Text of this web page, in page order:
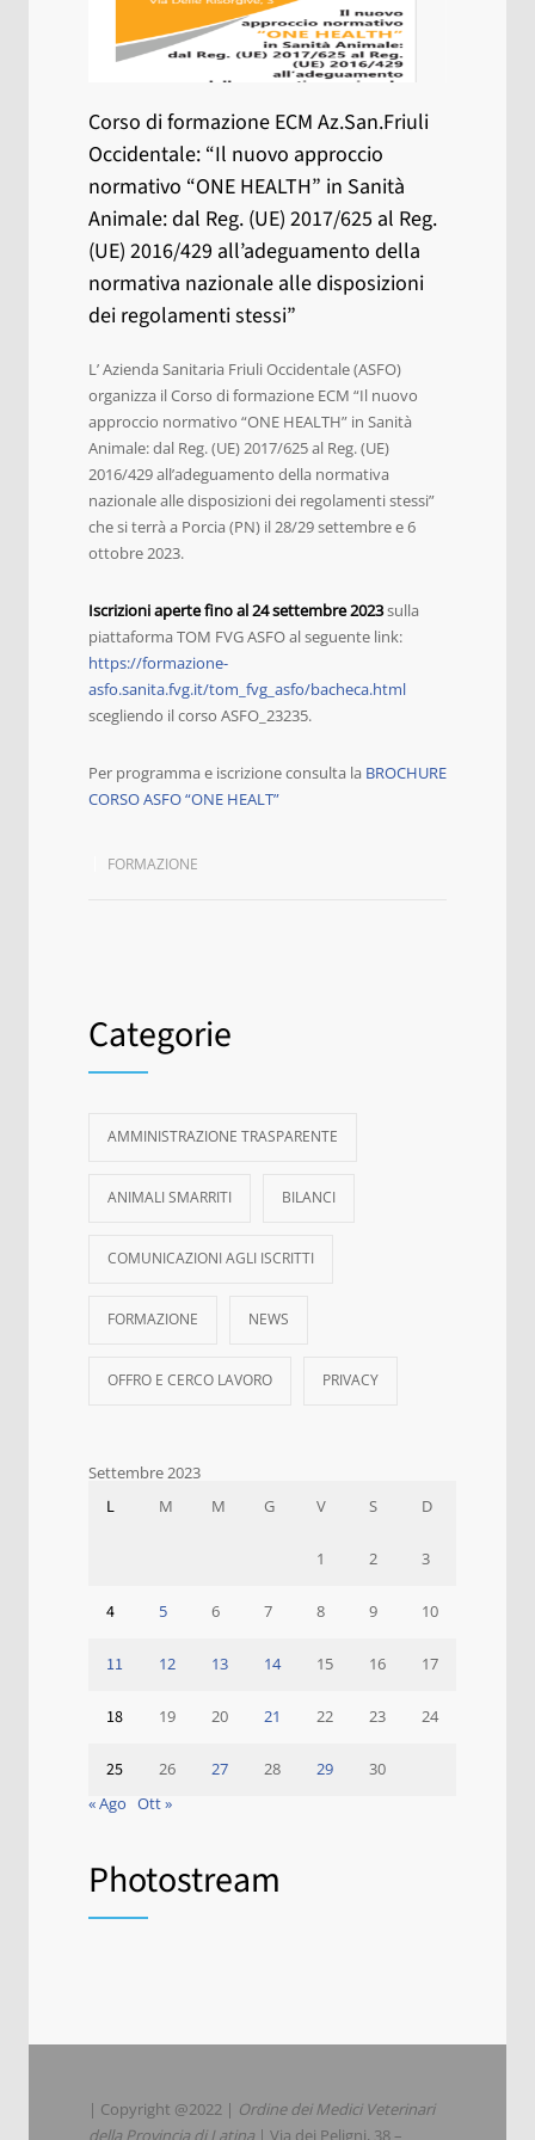
Corso di formazione ECM Az.San.Friuli
Occidentale: “Il nuovo approccio
normativo “ONE HEALTH” in Sanità
Animale: dal Reg. (UE) 2017/625 al Reg.
(UE) 2016/429 all’adeguamento della
normativa nazionale alle disposizioni
dei regolamenti stessi”
L’ Azienda Sanitaria Friuli Occidentale (ASFO)
organizza il Corso di formazione ECM “Il nuovo
approccio normativo “ONE HEALTH” in Sanità
Animale: dal Reg. (UE) 2017/625 al Reg. (UE)
2016/429 all’adeguamento della normativa
nazionale alle disposizioni dei regolamenti stessi”
che si terrà a Porcia (PN) il 28/29 settembre e 6
ottobre 2023.
Iscrizioni aperte fino al 24 settembre 2023sulla
piattaforma TOM FVG ASFO al seguente link:
https://formazione-
asfo.sanita.fvg.it/tom_fvg_asfo/bacheca.html
scegliendo il corso ASFO_23235.
Per programma e iscrizione consulta la BROCHURE
CORSO ASFO “ONE HEALT”
FORMAZIONE
Categorie
AMMINISTRAZIONE TRASPARENTE
ANIMALI SMARRITI BILANCI
COMUNICAZIONI AGLI ISCRITTI
FORMAZIONE NEWS
OFFRO E CERCO LAVORO PRIVACY
Settembre 2023
L M M G V S D
1 2 3
4 5 6 7 8 9 10
11 12 13 14 15 16 17
18 19 20 21 22 23 24
25 26 27 28 29
30
« Ago Ott »
Photostream
| Copyright @2022 | Ordine dei Medici Veterinari
della Provincia di Latina | Via dei Peligni, 38 –